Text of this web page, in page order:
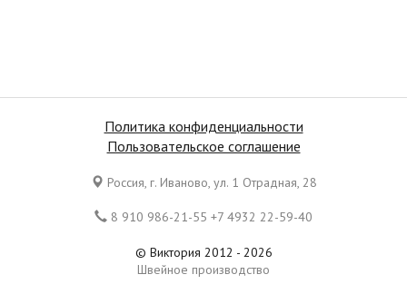
Политика конфиденциальности
Пользовательское соглашение
Россия, г. Иваново, ул. 1 Отрадная, 28
8 910 986-21-55 +7 4932 22-59-40
© Виктория 2012 - 2026
Швейное производство